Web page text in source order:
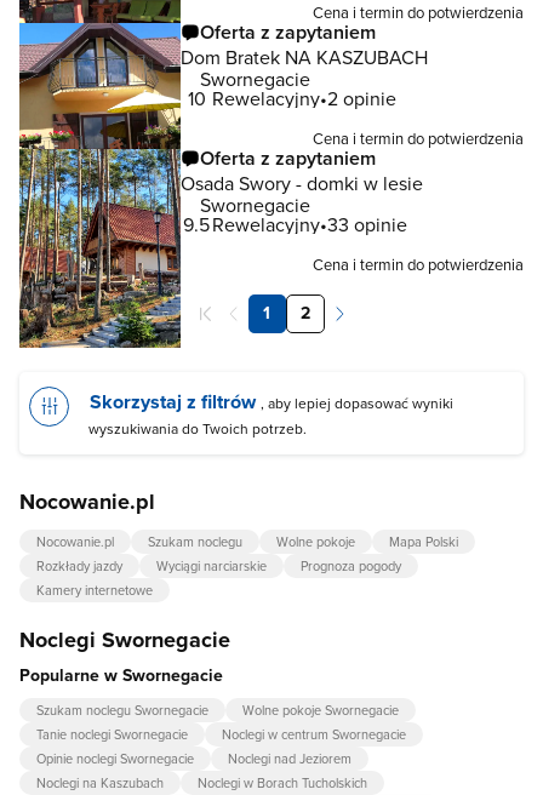
Cena i termin do potwierdzenia
Oferta z zapytaniem
Dom Bratek NA KASZUBACH
Swornegacie
10 Rewelacyjny 2 opinie
Cena i termin do potwierdzenia
Oferta z zapytaniem
Osada Swory - domki w lesie
Swornegacie
9.5Rewelacyjny 33 opinie
Cena i termin do potwierdzenia
1 2
Skorzystaj z filtrów , aby lepiej dopasować wyniki
wyszukiwania do Twoich potrzeb.
Nocowanie.pl
Nocowanie.pl Szukam noclegu Wolne pokoje
Mapa Polski
Rozkłady jazdy
Wyciągi narciarskie
Prognoza pogody
Kamery internetowe
Noclegi Swornegacie
Popularne w Swornegacie
Szukam noclegu Swornegacie
Wolne pokoje Swornegacie
Tanie noclegi Swornegacie
Noclegi w centrum Swornegacie
Opinie noclegi Swornegacie
Noclegi nad Jeziorem
Noclegi na Kaszubach
Noclegi w Borach Tucholskich